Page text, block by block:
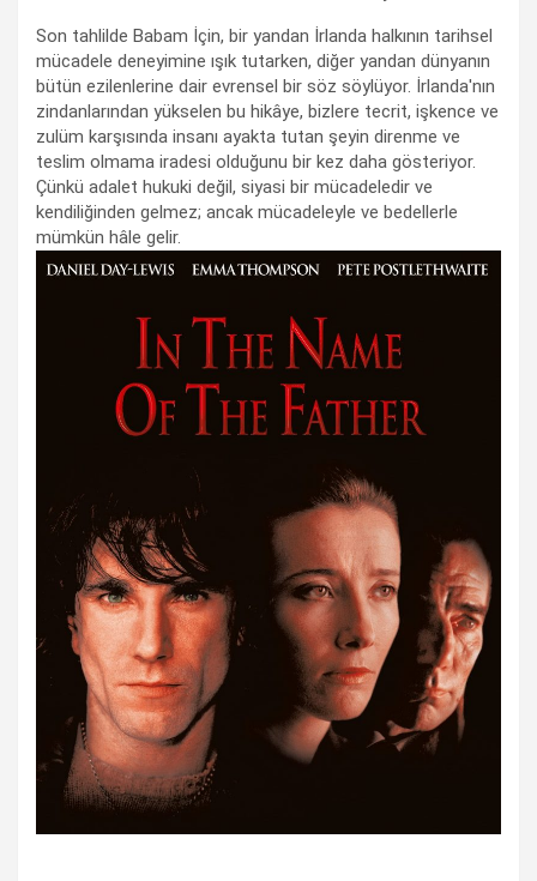
Son tahlilde Babam İçin, bir yandan İrlanda halkının tarihsel
mücadele deneyimine ışık tutarken, diğer yandan dünyanın
bütün ezilenlerine dair evrensel bir söz söylüyor. İrlanda'nın
zindanlarından yükselen bu hikâye, bizlere tecrit, işkence ve
zulüm karşısında insanı ayakta tutan şeyin direnme ve
teslim olmama iradesi olduğunu bir kez daha gösteriyor.
Çünkü adalet hukuki değil, siyasi bir mücadeledir ve
kendiliğinden gelmez; ancak mücadeleyle ve bedellerle
mümkün hâle gelir.